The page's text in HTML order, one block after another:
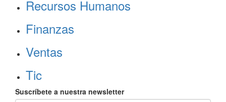
Recursos Humanos
Finanzas
Ventas
Tic
Suscríbete a nuestra newsletter